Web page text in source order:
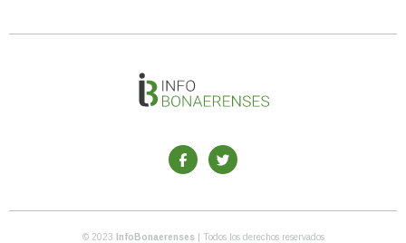
© 2023 InfoBonaerenses | Todos los derechos reservados